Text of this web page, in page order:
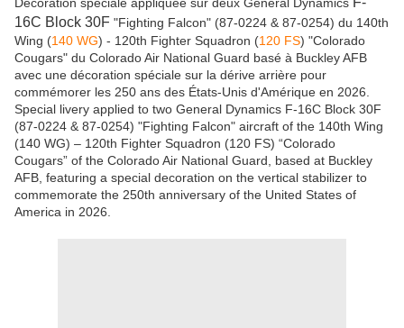
16C Block 30F "Fighting Falcon" (87-0224 & 87-0254) du 140th
Wing (140 WG) - 120th Fighter Squadron (120 FS) "Colorado
Cougars" du Colorado Air National Guard basé à Buckley AFB
avec une décoration spéciale sur la dérive arrière pour
commémorer les 250 ans des États-Unis d'Amérique en 2026.
Special livery applied to two General Dynamics F-16C Block 30F
(87-0224 & 87-0254) "Fighting Falcon" aircraft of the 140th Wing
(140 WG) – 120th Fighter Squadron (120 FS) “Colorado
Cougars” of the Colorado Air National Guard, based at Buckley
AFB, featuring a special decoration on the vertical stabilizer to
commemorate the 250th anniversary of the United States of
America in 2026.